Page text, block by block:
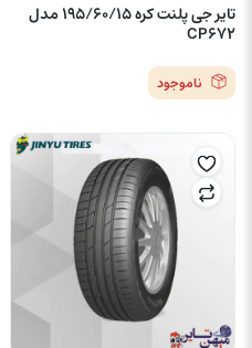
تایر جی پلنت کره 195/60/15 مدل
CP672
ناموجود